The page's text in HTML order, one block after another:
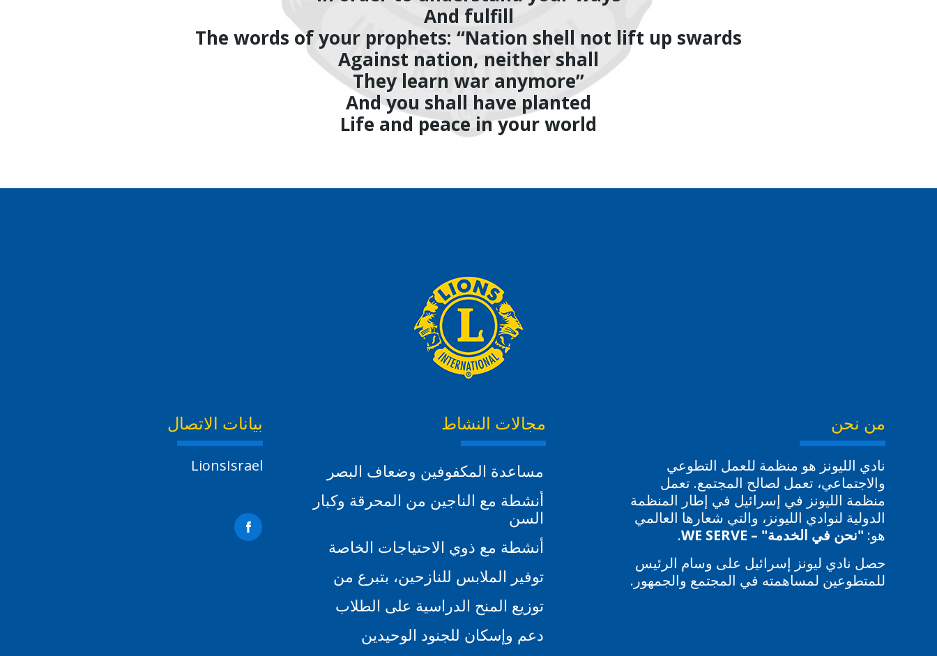
And fulfill
The words of your prophets: “Nation shell not lift up swards
Against nation, neither shall
They learn war anymore”
And you shall have planted
Life and peace in your world
من نحن
نادي الليونز هو منظمة للعمل التطوعي
والاجتماعي، تعمل لصالح المجتمع. تعمل
منظمة الليونز في إسرائيل في إطار المنظمة
الدولية لنوادي الليونز، والتي شعارها العالمي
هو:"نحن في الخدمة" – WE SERVE
.
حصل نادي ليونز إسرائيل على وسام الرئيس
للمتطوعين لمساهمته في المجتمع والجمهور.
مجالات النشاط
مساعدة المكفوفين وضعاف البصر
أنشطة مع الناجين من المحرقة وكبار
السن
أنشطة مع ذوي الاحتياجات الخاصة
توفير الملابس للنازحين، بتبرع من
توزيع المنح الدراسية على الطلاب
دعم وإسكان للجنود الوحيدين
بيانات الاتصال
LionsIsrael